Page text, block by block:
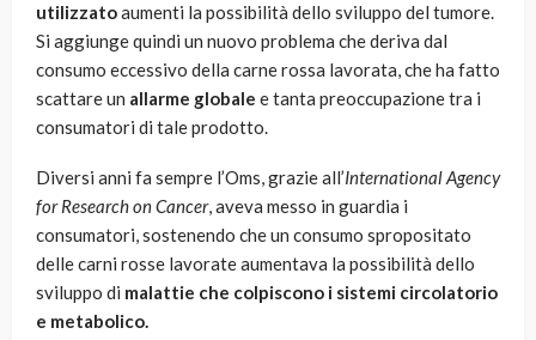
utilizzatoaumenti la possibilità dello sviluppo del tumore.
Si aggiunge quindi un nuovo problema che deriva dal
consumo eccessivo della carne rossa lavorata, che ha fatto
scattare un allarme globale e tanta preoccupazione tra i
consumatori di tale prodotto.
Diversi anni fa sempre l’Oms, grazie all’International Agency
for Research on Cancer, aveva messo in guardia i
consumatori, sostenendo che un consumo spropositato
delle carni rosse lavorate aumentava la possibilità dello
sviluppo di malattie che colpiscono i sistemi circolatorio
e metabolico.